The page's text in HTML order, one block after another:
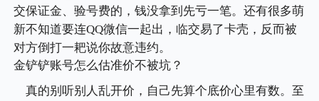
交保证金、验号费的，钱没拿到先亏一笔。还有很多萌
新不知道要连QQ微信一起出，临交易了卡壳，反而被
对方倒打一耙说你故意违约。
金铲铲账号怎么估准价不被坑？
真的别听别人乱开价，自己先算个底价心里有数。至